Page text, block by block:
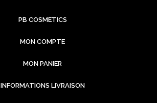
PB COSMETICS
MON COMPTE
MON PANIER
INFORMATIONS LIVRAISON